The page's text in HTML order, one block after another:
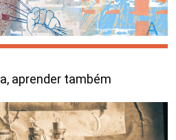
aprender também